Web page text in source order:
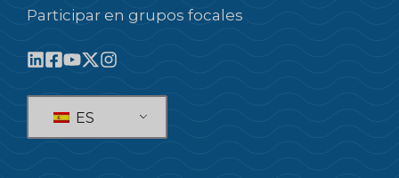
Participar en grupos focales
ES